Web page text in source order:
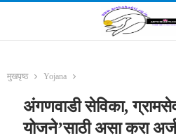
मुखपृष्ठ Yojana
अंगणवाडी सेविका,
योजने’साठी असा करा